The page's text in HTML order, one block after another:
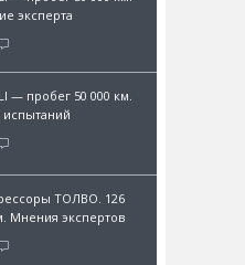
эксперта
— пробег 50 000 км.
испытаний
ТОЛВО. 126
Мнения экспертов